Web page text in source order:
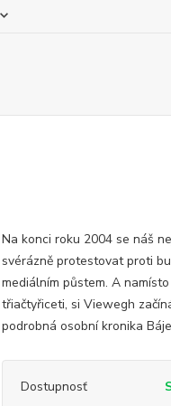
Na konci roku 2004 se náš
svérázně protestovat proti
mediálním půstem. A
třiačtyřiceti, si Viewegh
podrobná osobní kronika
Dostupnosť